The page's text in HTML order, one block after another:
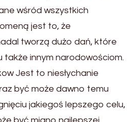
wśród wszystkich
jest to, że
tworzą dużo dań, które
innym narodowościom.
Jest to niesłychanie
być może dawno temu
jakiegoś lepszego celu,